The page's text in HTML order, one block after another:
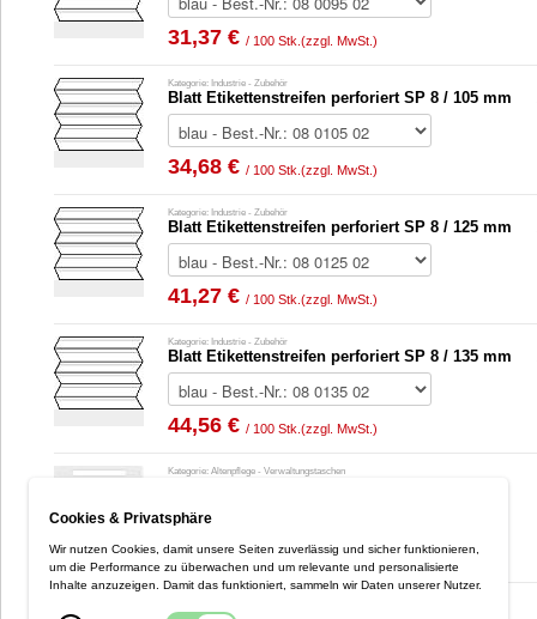
31,37 € / 100 Stk. (zzgl. MwSt.)
Kategorie: Industrie - Zubehör
Blatt Etikettenstreifen perforiert SP 8 / 105 mm
34,68 € / 100 Stk. (zzgl. MwSt.)
Kategorie: Industrie - Zubehör
Blatt Etikettenstreifen perforiert SP 8 / 125 mm
41,27 € / 100 Stk. (zzgl. MwSt.)
Kategorie: Industrie - Zubehör
Blatt Etikettenstreifen perforiert SP 8 / 135 mm
44,56 € / 100 Stk. (zzgl. MwSt.)
Kategorie: Altenpflege - Verwaltungstaschen
Best.-Nr.: 09 0102 00
15,67 € / 100 Stk.(zzgl. MwSt.)
Cookies & Privatsphäre
Wir nutzen Cookies, damit unsere Seiten zuverlässig und sicher funktionieren,
um die Performance zu überwachen und um relevante und personalisierte
Inhalte anzuzeigen. Damit das funktioniert, sammeln wir Daten unserer Nutzer.